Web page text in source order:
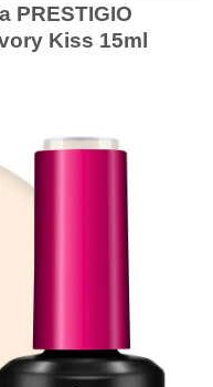
PRESTIGIO
Kiss 15ml